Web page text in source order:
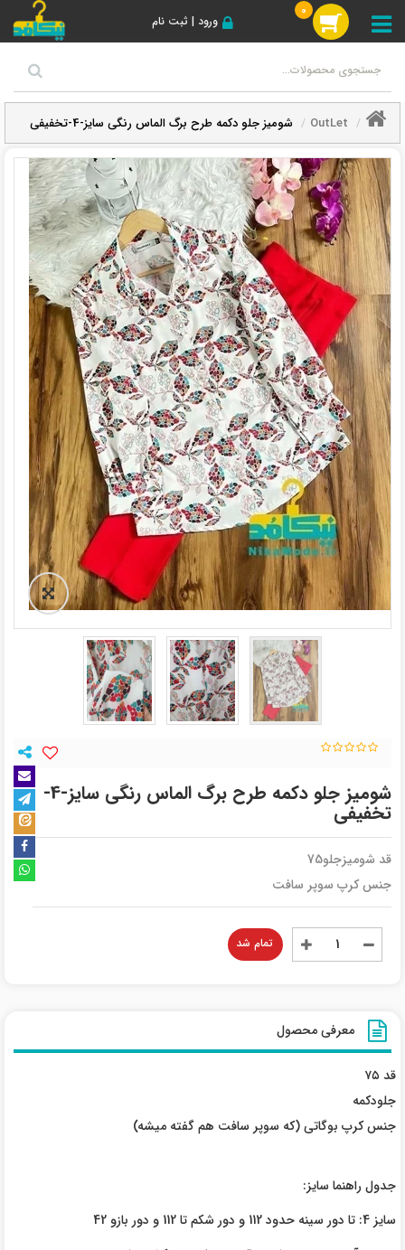
ورود | ثبت نام
0
OutLet شومیز جلو دکمه طرح برگ الماس رنگی سایز-4-تخفیفی
شومیز جلو دکمه طرح برگ الماس رنگی سایز-4-
تخفیفی
قد شومیزجلو75
جنس کرپ سوپر سافت
تمام شد
معرفی محصول
قد ۷۵
جلو‌دکمه
جنس کرپ بوگاتی (که سوپر سافت هم گفته میشه)
جدول راهنما سایز:
سایز 4: تا دور سینه حدود 112 و دور شکم تا 112 و دور بازو 42